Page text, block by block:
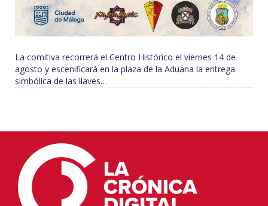
La comitiva recorrerá el Centro Histórico el viernes 14 de
agosto y escenificará en la plaza de la Aduana la entrega
simbólica de las llaves…